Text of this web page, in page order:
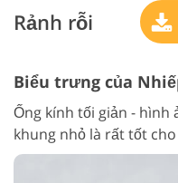
Rảnh rỗi
Ống kính tối giản - hình
khung nhỏ là rất tốt